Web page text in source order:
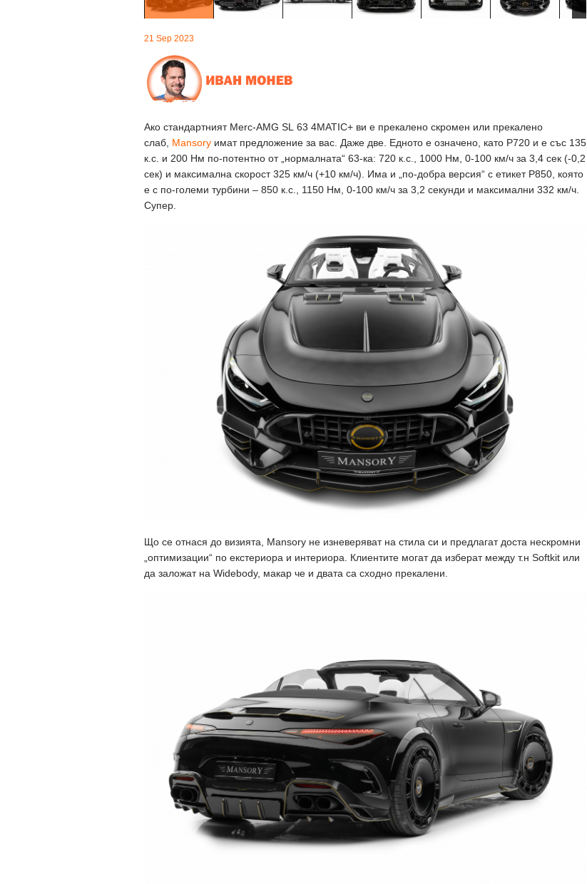
21 Sep 2023
Ако стандартният Merc-AMG SL 63 4MATIC+ ви е прекалено скромен или прекалено
слаб, Mansory имат предложение за вас. Даже две. Едното е означено, като P720 и е със 135
к.с. и 200 Нм по-потентно от „нормалната“ 63-ка: 720 к.с., 1000 Нм, 0-100 км/ч за 3,4 сек (-0,2
сек) и максимална скорост 325 км/ч (+10 км/ч). Има и „по-добра версия“ с етикет P850, която
е с по-големи турбини – 850 к.с., 1150 Нм, 0-100 км/ч за 3,2 секунди и максимални 332 км/ч.
Супер.
Що се отнася до визията, Mansory не изневеряват на стила си и предлагат доста нескромни
„оптимизации“ по екстериора и интериора. Клиентите могат да изберат между т.н Softkit или
да заложат на Widebody, макар че и двата са сходно прекалени.